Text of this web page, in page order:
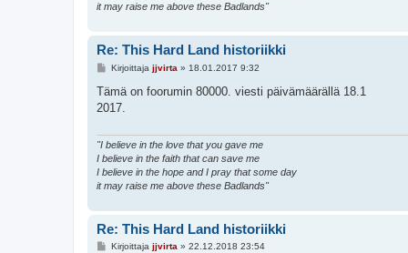
it may raise me above these Badlands"
Re: This Hard Land historiikki
V
e
t
Kirjoittaja jjvirta » 18.01.2017 9:32
Tämä on foorumin 80000. viesti päivämäärällä 18.1
2017.
"I believe in the love that you gave me
I believe in the faith that can save me
I believe in the hope and I pray that some day
it may raise me above these Badlands"
Re: This Hard Land historiikki
VKirjoittaja jjvirta » 22.12.2018 23:54